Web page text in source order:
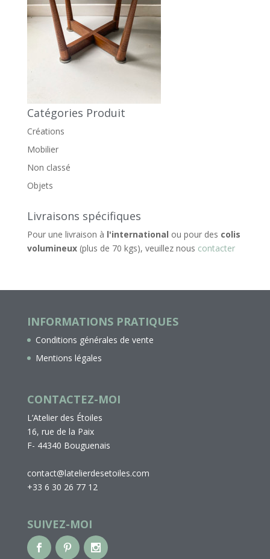
Catégories Produit
Créations
Mobilier
Non classé
Objets
Livraisons spécifiques
Pour une livraison à l'international ou pour des colis
volumineux(plus de 70 kgs), veuillez nous contacter
INFORMATIONS PRATIQUES
Conditions générales de vente
Mentions légales
CONTACTEZ-MOI
L’Atelier des Étoiles
16, rue de la Paix
F- 44340 Bouguenais
contact@latelierdesetoiles.com
+33 6 30 26 77 12
SUIVEZ-MOI